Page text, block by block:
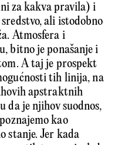
za kakva pravila) i
ali istodobno
Atmosfera i
bitno je ponašanje i
A taj je prospekt
tih linija, na
apstraktnih
da je njihov suodnos,
kao
stanje. Jer kada